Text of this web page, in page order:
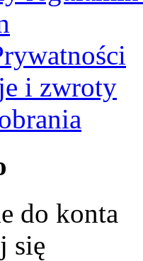
i zwroty
do konta
się